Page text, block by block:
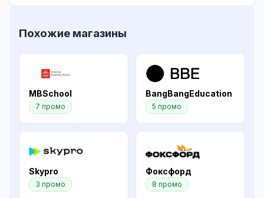
Похожие магазины
MBSchool
7 промо
BangBangEducation
5 промо
Skypro
3 промо
Фоксфорд
8 промо